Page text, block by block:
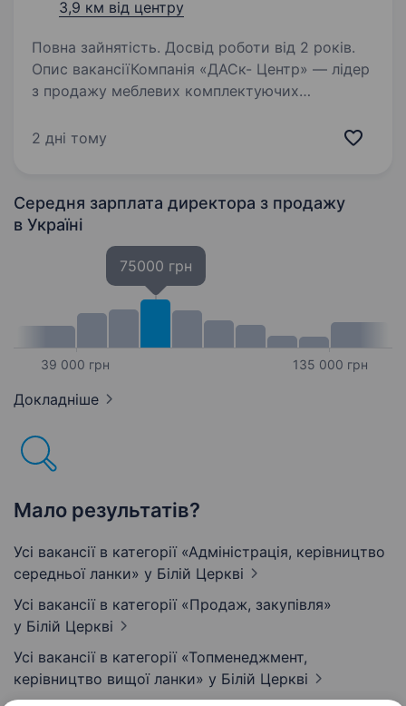
3,9 км від центру
Повна зайнятість. Досвід роботи від 2 років.
Опис вакансіїКомпанія «ДАСк- Центр» — лідер
з продажу меблевих комплектуючих
меблевих рішень запрошує взяти участь
2 дні тому
Середня зарплата директора з продажу
в Україні
39 000 грн
75000 грн
135 000 грн
Докладніше
Мало результатів?
Усі вакансії в категорії «Адмiнiстрацiя, керівництво
середньої ланки» у Білій Церкві
Усі вакансії в категорії «Продаж, закупівля»
у Білій Церкві
Усі вакансії в категорії «Топменеджмент,
керівництво вищої ланки» у Білій Церкві